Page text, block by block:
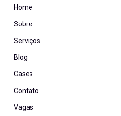
Home
Sobre
Serviços
Blog
Cases
Contato
Vagas